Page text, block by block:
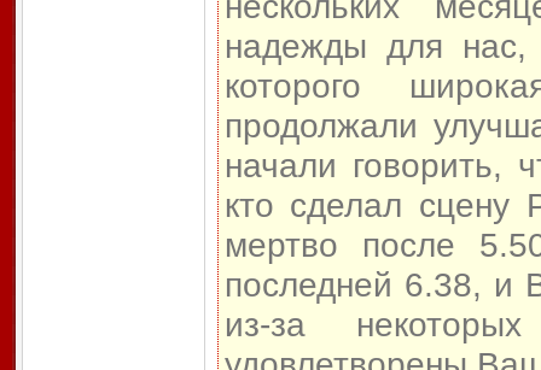
надежды для нас,
которого
продолжали
начали
кто сделал сцену
мертво после
последней 6.38, и
из-за